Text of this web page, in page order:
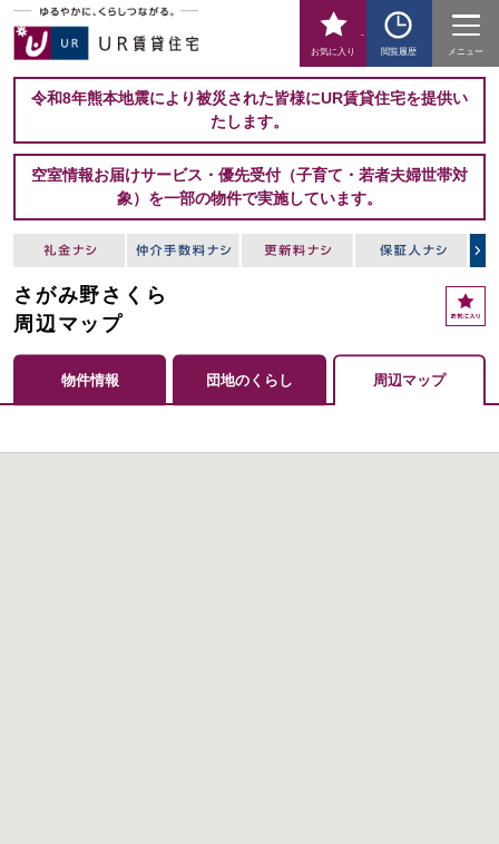
お気に入り
-
閲覧履歴
メニュー
令和8年熊本地震により被災された皆様にUR賃貸住宅を提供い
たします。
空室情報お届けサービス・優先受付（子育て・若者夫婦世帯対
象）を一部の物件で実施しています。
さがみ野さくら
周辺マップ
物件情報 団地のくらし 周辺マップ